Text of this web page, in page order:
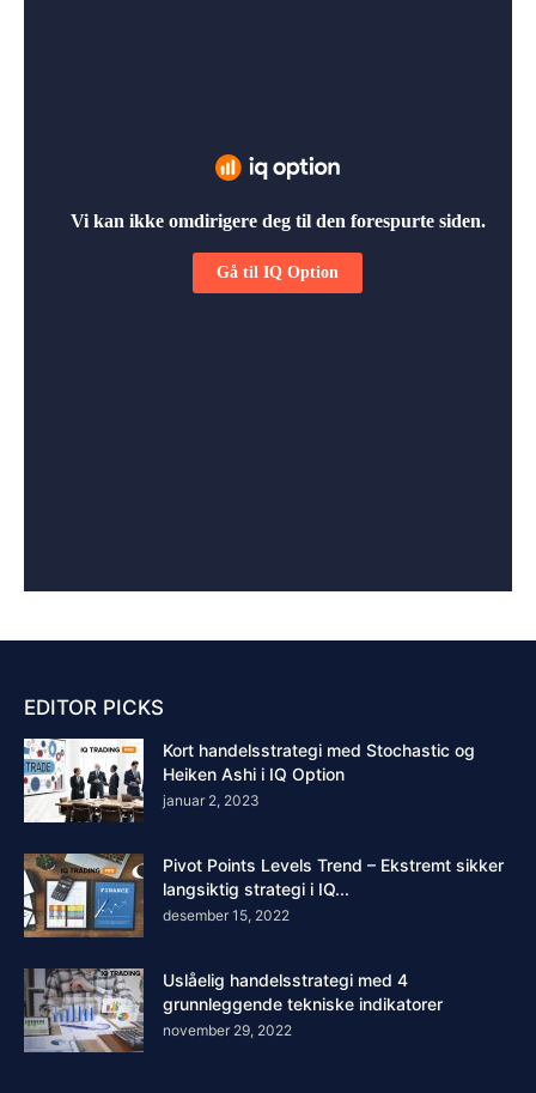
EDITOR PICKS
Kort handelsstrategi med Stochastic og
Heiken Ashi i IQ Option
januar 2, 2023
Pivot Points Levels Trend – Ekstremt sikker
langsiktig strategi i IQ...
desember 15, 2022
Uslåelig handelsstrategi med 4
grunnleggende tekniske indikatorer
november 29, 2022